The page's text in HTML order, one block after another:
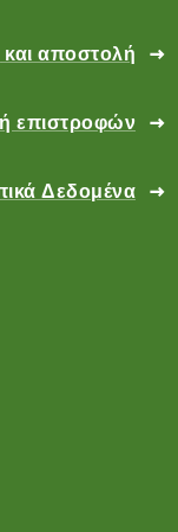
αποστολή
επιστροφών
Δεδομένα